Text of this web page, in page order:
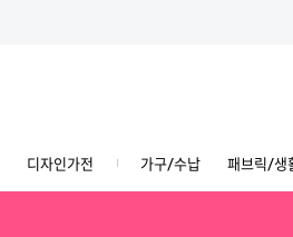
디자인가전 가구/수납 패브릭/생